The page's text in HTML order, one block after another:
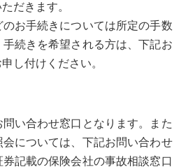
だきます。
お手続きについては所定の手数
続きを希望される方は、下記お
し付けください。
い合わせ窓口となります。また
については、下記お問い合わせ
記載の保険会社の事故相談窓口